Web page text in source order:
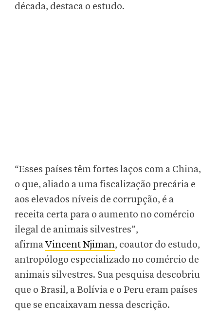
década, destaca o estudo.
“Esses países têm fortes laços com a China,
o que, aliado a uma fiscalização precária e
aos elevados níveis de corrupção, é a
receita certa para o aumento no comércio
ilegal de animais silvestres”,
afirmaVincent Njiman, coautor do estudo,
antropólogo especializado no comércio de
animais silvestres. Sua pesquisa descobriu
que o Brasil, a Bolívia e o Peru eram países
que se encaixavam nessa descrição.